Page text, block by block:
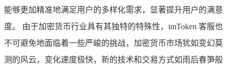
能够更加精准地满足用户的多样化需求，显著提升用户的满意
度。 由于加密货币行业具有其独特的特殊性，imToken 客服也
不可避免地面临着一些严峻的挑战，加密货币市场犹如变幻莫
测的风云，变化速度极快，新的技术和交易方式如雨后春笋般